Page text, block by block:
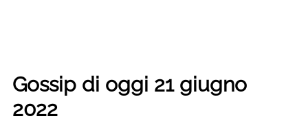
Gossip di oggi 21 giugno
2022